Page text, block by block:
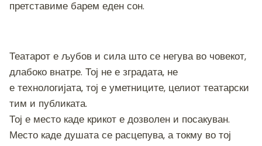
претставиме барем еден сон.
Театарот е љубов и сила што се негува во човекот,
длабоко внатре. Тој не е зградата, не
е технологијата, тој е уметниците, целиот театарски
тим и публиката.
Тој е место каде крикот е дозволен и посакуван.
Место каде душата се расцепува, а токму во тој